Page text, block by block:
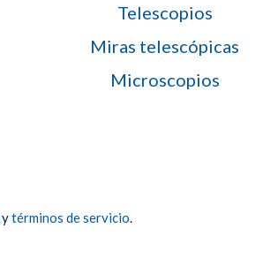
Telescopios
Miras telescópicas
Microscopios
ytérminos de servicio